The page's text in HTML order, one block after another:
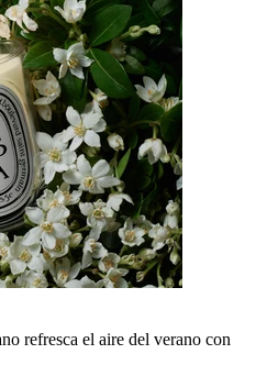
refresca el aire del verano con